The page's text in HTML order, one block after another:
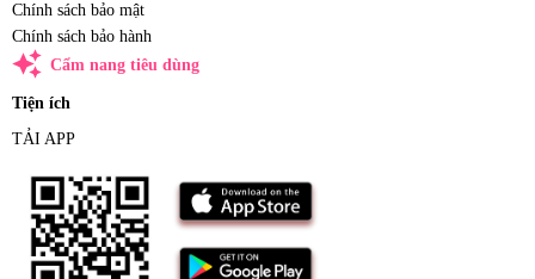
Chính sách bảo mật
Chính sách bảo hành
auto_awesome Cẩm nang tiêu dùng
Tiện ích
TẢI APP